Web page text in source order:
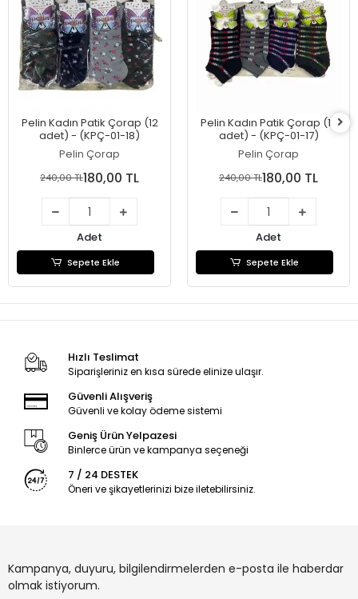
Pelin Kadın Patik Çorap (12
adet) - (KPÇ-01-18)
Pelin Çorap
240,00 TL180,00 TL
Adet
Sepete Ekle
Pelin Kadın Patik Çorap (12
adet) - (KPÇ-01-17)
Pelin Çorap
240,00 TL180,00 TL
Adet
Sepete Ekle
Hızlı Teslimat
Siparişleriniz en kısa sürede elinize ulaşır.
Güvenli Alışveriş
Güvenli ve kolay ödeme sistemi
Geniş Ürün Yelpazesi
Binlerce ürün ve kampanya seçeneği
7 / 24 DESTEK
Öneri ve şikayetlerinizi bize iletebilirsiniz.
Kampanya, duyuru, bilgilendirmelerden e-posta ile haberdar
olmak istiyorum.